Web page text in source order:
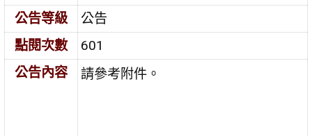
公告等級
公告
點閱次數
601
公告內容
請參考附件。